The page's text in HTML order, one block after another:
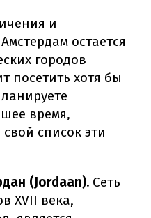
и
остается
городов
посетить хотя бы
время,
список эти
(Jordaan). Сеть
XVII века,